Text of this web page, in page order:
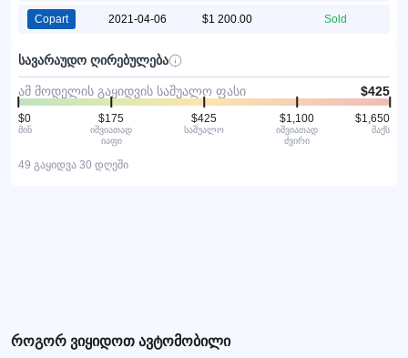
Copart 2021-04-06 $1 200.00 Sold
სავარაუდო ღირებულება
ამ მოდელის გაყიდვის საშუალო ფასი $425
$0
მინ
$175
იშვიათად
იაფი
$425
საშუალო
$1,100
იშვიათად
ძვირი
$1,650
მაქს
49 გაყიდვა 30 დღეში
როგორ ვიყიდოთ ავტომობილი